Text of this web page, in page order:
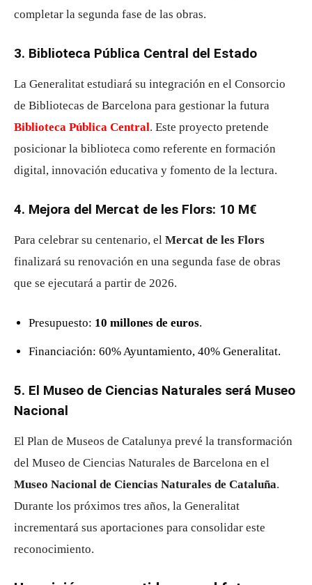
completar la segunda fase de las obras.
3. Biblioteca Pública Central del Estado
La Generalitat estudiará su integración en el Consorcio
de Bibliotecas de Barcelona para gestionar la futura
Biblioteca Pública Central. Este proyecto pretende
posicionar la biblioteca como referente en formación
digital, innovación educativa y fomento de la lectura.
4. Mejora del Mercat de les Flors: 10 M€
Para celebrar su centenario, el Mercat de les Flors
finalizará su renovación en una segunda fase de obras
que se ejecutará a partir de 2026.
Presupuesto: 10 millones de euros.
Financiación: 60% Ayuntamiento, 40% Generalitat.
5. El Museo de Ciencias Naturales será Museo
Nacional
El Plan de Museos de Catalunya prevé la transformación
del Museo de Ciencias Naturales de Barcelona en el
Museo Nacional de Ciencias Naturales de Cataluña.
Durante los próximos tres años, la Generalitat
incrementará sus aportaciones para consolidar este
reconocimiento.